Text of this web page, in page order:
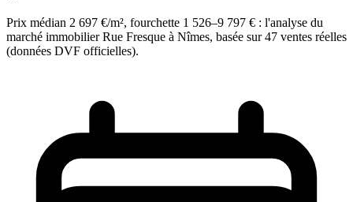
Prix médian 2 697 €/m², fourchette 1 526–9 797 € : l'analyse du
marché immobilier Rue Fresque à Nîmes, basée sur 47 ventes réelles
(données DVF officielles).